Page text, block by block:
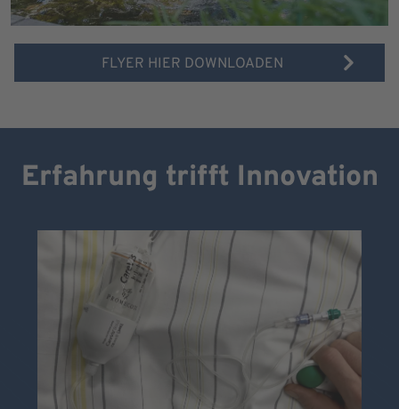
FLYER HIER DOWNLOADEN
Erfahrung trifft Innovation